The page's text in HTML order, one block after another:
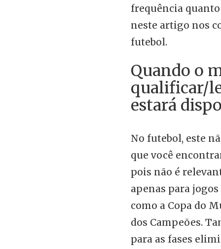
frequência
neste artigo nos
futebol.
Quando o
qualificar/
estará
No futebol, este
que você
pois não é
apenas para
como a Copa do
dos Campeões.
para as fases